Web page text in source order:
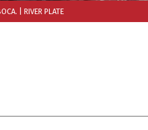
| RIVER PLATE